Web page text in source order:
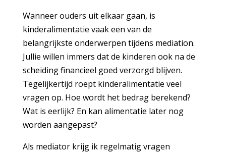
Wanneer ouders uit elkaar gaan, is
kinderalimentatie vaak een van de
belangrijkste onderwerpen tijdens mediation.
Jullie willen immers dat de kinderen ook na de
scheiding financieel goed verzorgd blijven.
Tegelijkertijd roept kinderalimentatie veel
vragen op. Hoe wordt het bedrag berekend?
Wat is eerlijk? En kan alimentatie later nog
worden aangepast?
Als mediator krijg ik regelmatig vragen